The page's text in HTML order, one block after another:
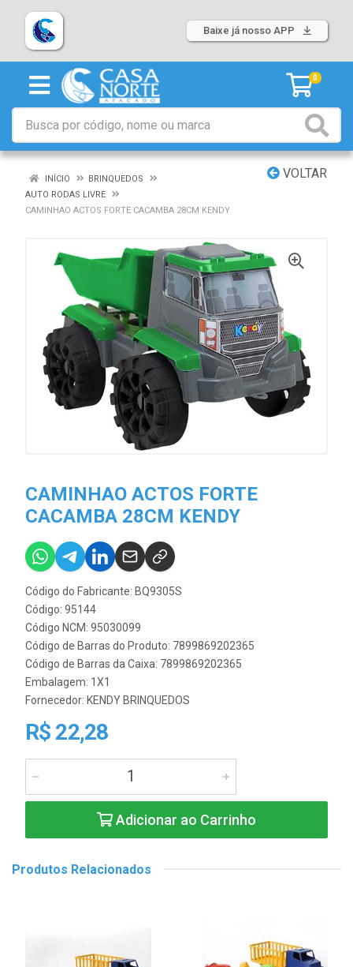
Baixe já nosso APP
0
VOLTAR
INÍCIO
BRINQUEDOS
AUTO RODAS LIVRE
CAMINHAO ACTOS FORTE CACAMBA 28CM KENDY
CAMINHAO ACTOS FORTE
CACAMBA 28CM KENDY
Código do Fabricante: BQ9305S
Código: 95144
Código NCM: 95030099
Código de Barras do Produto: 7899869202365
Código de Barras da Caixa: 7899869202365
Embalagem: 1X1
Fornecedor: KENDY BRINQUEDOS
R$ 22,28
Adicionar ao Carrinho
Produtos Relacionados